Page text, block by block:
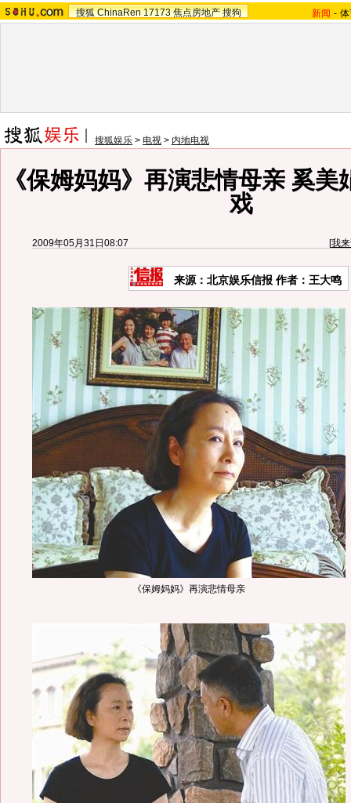
搜狐 ChinaRen 17173 焦点房地产 搜狗 新闻 -
搜狐娱乐 > 电视 > 内地电视
《保姆妈妈》再演悲情母亲 奚美
戏
2009年05月31日08:07 [我
来源： 北京娱乐信报 作者：王大鸣
《保姆妈妈》再演悲情母亲